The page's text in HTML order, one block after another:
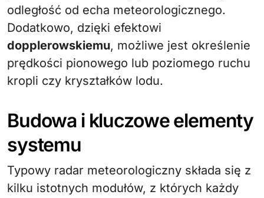
odległość od echa meteorologicznego.
Dodatkowo, dzięki efektowi
dopplerowskiemu, możliwe jest określenie
prędkości pionowego lub poziomego ruchu
kropli czy kryształków lodu.
Budowa i kluczowe elementy
systemu
Typowy radar meteorologiczny składa się z
kilku istotnych modułów, z których każdy